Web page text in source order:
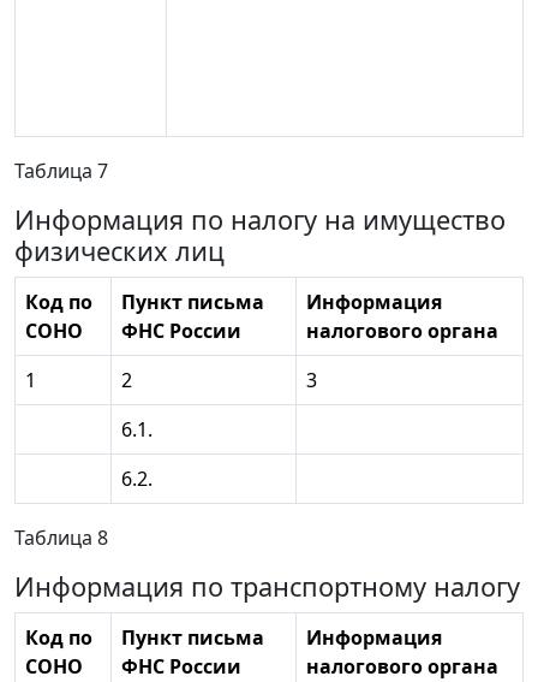
Таблица 7
Информация по налогу на имущество
физических лиц
Код по
СОНО
Пункт письма
ФНС России
Информация
налогового органа
1
2
3
6.1.
6.2.
Таблица 8
Информация по транспортному налогу
Код по
СОНО
Пункт письма
ФНС России
Информация
налогового органа